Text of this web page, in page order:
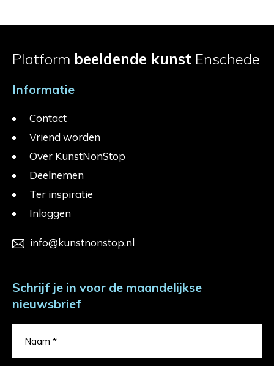
Platform beeldende kunst Enschede
Informatie
Contact
Vriend worden
Over KunstNonStop
Deelnemen
Ter inspiratie
Inloggen
info@kunstnonstop.nl
Schrijf je in voor de maandelijkse
nieuwsbrief